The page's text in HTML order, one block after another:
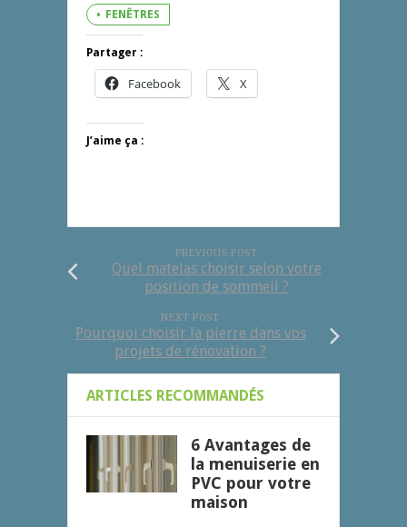
FENÊTRES
Partager :
Facebook X
J’aime ça :
PREVIOUS POST
Quel matelas choisir selon votre
position de sommeil ?
NEXT POST
Pourquoi choisir la pierre dans vos
projets de rénovation ?
ARTICLES RECOMMANDÉS
6 Avantages de
la menuiserie en
PVC pour votre
maison